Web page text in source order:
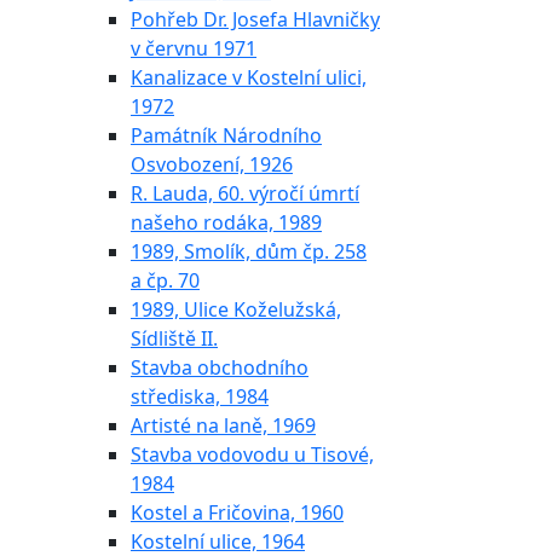
Pohřeb Dr. Josefa Hlavničky
v červnu 1971
Kanalizace v Kostelní ulici,
1972
Památník Národního
Osvobození, 1926
R. Lauda, 60. výročí úmrtí
našeho rodáka, 1989
1989, Smolík, dům čp. 258
a čp. 70
1989, Ulice Koželužská,
Sídliště II.
Stavba obchodního
střediska, 1984
Artisté na laně, 1969
Stavba vodovodu u Tisové,
1984
Kostel a Fričovina, 1960
Kostelní ulice, 1964